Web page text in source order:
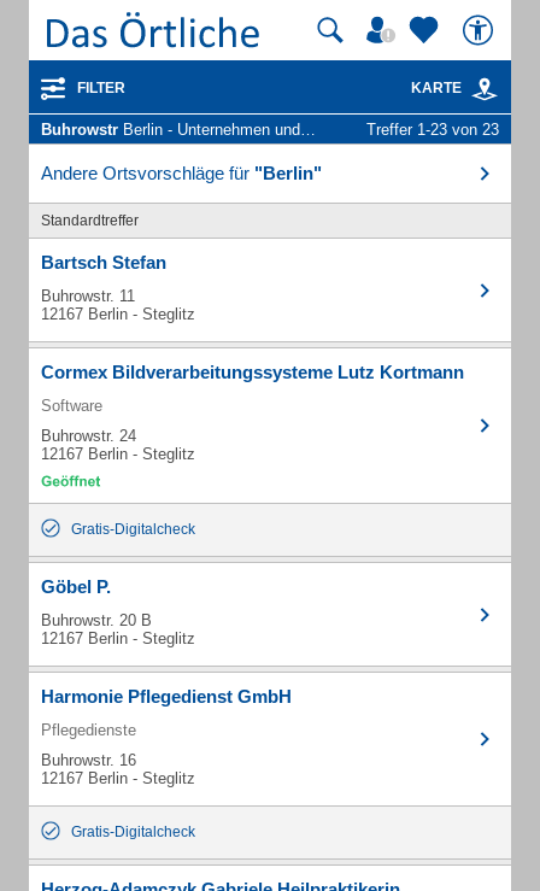
FILTER KARTE
Buhrowstr Berlin - Unternehmen und Personen Treffer 1-23 von 23
Andere Ortsvorschläge für "Berlin"
Standardtreffer
Bartsch Stefan
Buhrowstr. 11
12167 Berlin - Steglitz
Cormex Bildverarbeitungssysteme Lutz Kortmann
Software
Buhrowstr. 24
12167 Berlin - Steglitz
Gratis-Digitalcheck
Göbel P.
Buhrowstr. 20 B
12167 Berlin - Steglitz
Harmonie Pflegedienst GmbH
Pflegedienste
Buhrowstr. 16
12167 Berlin - Steglitz
Gratis-Digitalcheck